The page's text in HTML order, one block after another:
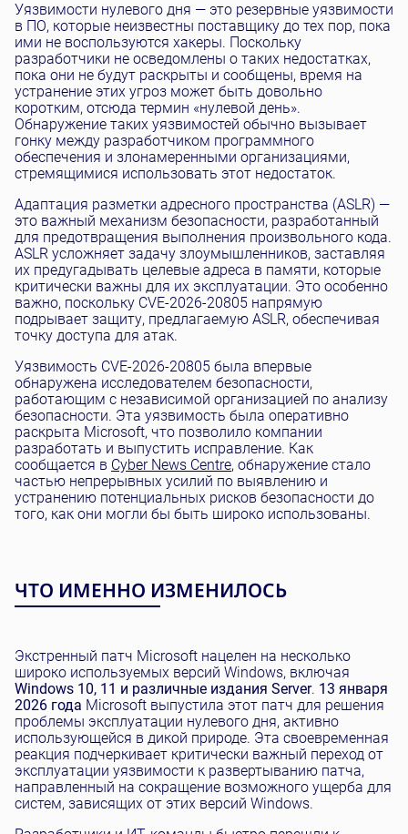
Уязвимости нулевого дня — это резервные уязвимости
в ПО, которые неизвестны поставщику до тех пор, пока
ими не воспользуются хакеры. Поскольку
разработчики не осведомлены о таких недостатках,
пока они не будут раскрыты и сообщены, время на
устранение этих угроз может быть довольно
коротким, отсюда термин «нулевой день».
Обнаружение таких уязвимостей обычно вызывает
гонку между разработчиком программного
обеспечения и злонамеренными организациями,
стремящимися использовать этот недостаток.
Адаптация разметки адресного пространства (ASLR) —
это важный механизм безопасности, разработанный
для предотвращения выполнения произвольного кода.
ASLR усложняет задачу злоумышленников, заставляя
их предугадывать целевые адреса в памяти, которые
критически важны для их эксплуатации. Это особенно
важно, поскольку CVE-2026-20805 напрямую
подрывает защиту, предлагаемую ASLR, обеспечивая
точку доступа для атак.
Уязвимость CVE-2026-20805 была впервые
обнаружена исследователем безопасности,
работающим с независимой организацией по анализу
безопасности. Эта уязвимость была оперативно
раскрыта Microsoft, что позволило компании
разработать и выпустить исправление. Как
сообщается в Cyber News Centre, обнаружение стало
частью непрерывных усилий по выявлению и
устранению потенциальных рисков безопасности до
того, как они могли бы быть широко использованы.
ЧТО ИМЕННО ИЗМЕНИЛОСЬ
Экстренный патч Microsoft нацелен на несколько
широко используемых версий Windows, включая
Windows 10, 11 и различные издания Server. 13 января
2026 года Microsoft выпустила этот патч для решения
проблемы эксплуатации нулевого дня, активно
использующейся в дикой природе. Эта своевременная
реакция подчеркивает критически важный переход от
эксплуатации уязвимости к развертыванию патча,
направленный на сокращение возможного ущерба для
систем, зависящих от этих версий Windows.